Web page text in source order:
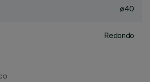
ø40
Redondo